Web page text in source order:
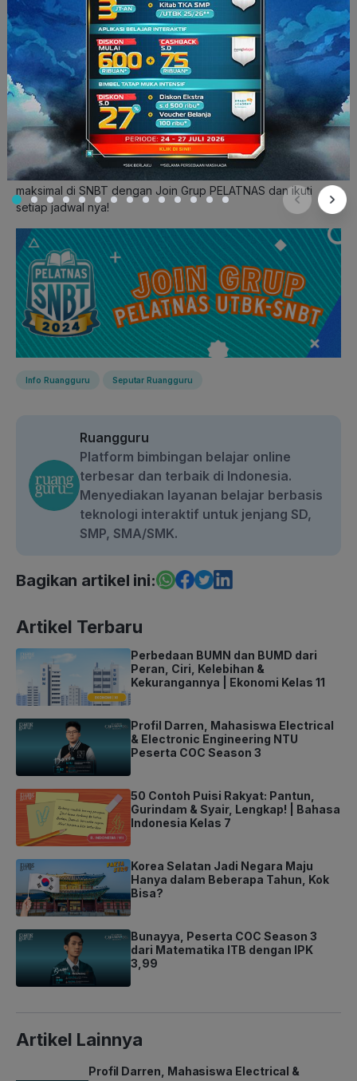
pornografi & SARA,
Untuk menjaga kondusifitas, dilarang mengirim spam, hoax
dan iklan,
Tim admin ruangguru berhak mengeluarkan member yang
tidak mematuhi aturan grup.
—
Tunggu apalagi, pelaksanaan UTBK-SNBT 2024 sudah di
depan mata, lho! Jangan sia-siakan waktumu dan gapai hasil
maksimal di SNBT dengan Join Grup PELATNAS dan ikuti
setiap jadwal nya!
Info Ruangguru Seputar Ruangguru
Ruangguru
Platform bimbingan belajar online
terbesar dan terbaik di Indonesia.
Menyediakan layanan belajar berbasis
teknologi interaktif untuk jenjang SD,
SMP, SMA/SMK.
Bagikan artikel ini:
Artikel Terbaru
Perbedaan BUMN dan BUMD dari
Peran, Ciri, Kelebihan &
Kekurangannya | Ekonomi Kelas 11
Profil Darren, Mahasiswa Electrical
& Electronic Engineering NTU
Peserta COC Season 3
50 Contoh Puisi Rakyat: Pantun,
Gurindam & Syair, Lengkap! | Bahasa
Indonesia Kelas 7
Korea Selatan Jadi Negara Maju
Hanya dalam Beberapa Tahun, Kok
Bisa?
Bunayya, Peserta COC Season 3
dari Matematika ITB dengan IPK
3,99
Artikel Lainnya
Profil Darren, Mahasiswa Electrical &